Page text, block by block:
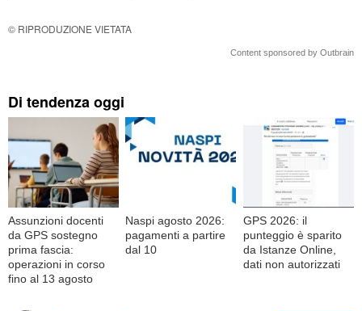
© RIPRODUZIONE VIETATA
Content sponsored by Outbrain
Di tendenza oggi
Assunzioni docenti
da GPS sostegno
prima fascia:
operazioni in corso
fino al 13 agosto
Naspi agosto 2026:
pagamenti a partire
dal 10
GPS 2026: il
punteggio è sparito
da Istanze Online,
dati non autorizzati